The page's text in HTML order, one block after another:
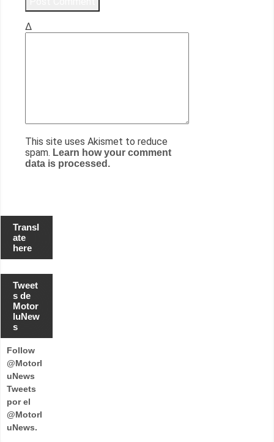
Δ
This site uses Akismet to reduce
spam. Learn how your comment
data is processed.
Transl
ate
here
Tweet
s de
Motor
luNew
s
Follow
@Motorl
uNews
Tweets
por el
@Motorl
uNews.